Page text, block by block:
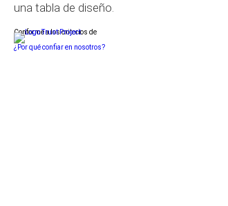
una tabla de diseño.
Conforme a los criterios de
¿Por qué confiar en nosotros?